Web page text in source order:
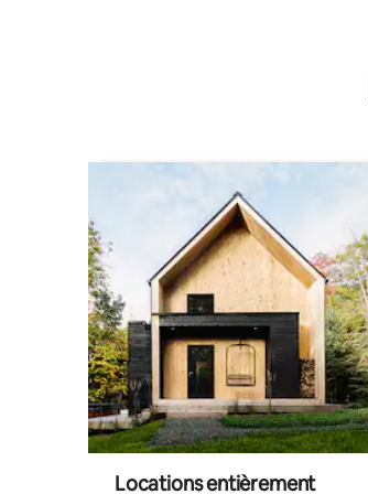
Locations entièrement